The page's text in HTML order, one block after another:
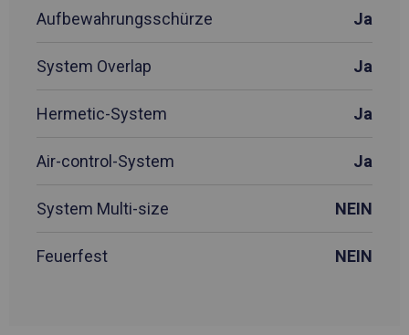
Aufbewahrungsschürze Ja
System Overlap Ja
Hermetic-System Ja
Air-control-System Ja
System Multi-size NEIN
Feuerfest NEIN